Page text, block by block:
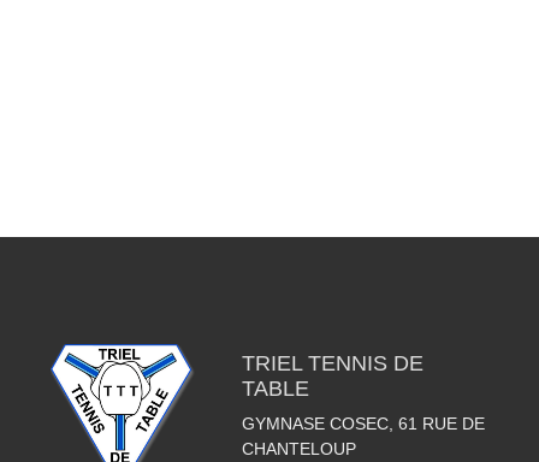
TRIEL TENNIS DE
TABLE
GYMNASE COSEC, 61 RUE DE
CHANTELOUP